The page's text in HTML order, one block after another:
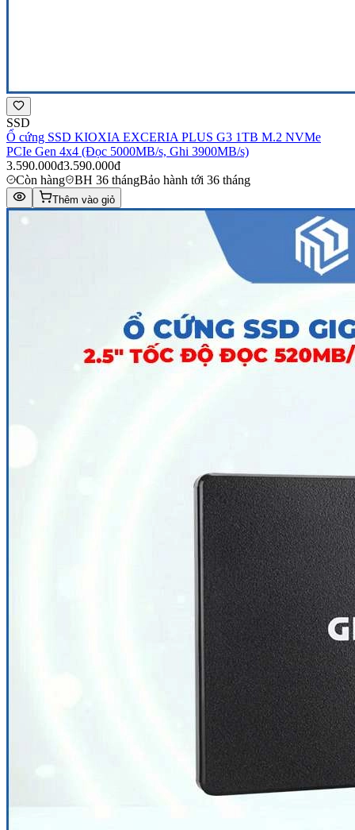
SSD
Ổ cứng SSD KIOXIA EXCERIA PLUS G3 1TB M.2 NVMe
PCIe Gen 4x4 (Đọc 5000MB/s, Ghi 3900MB/s)
3.590.000đ3.590.000đ
Còn hàng
BH 36 thángBảo hành tới 36 tháng
Thêm vào giỏ